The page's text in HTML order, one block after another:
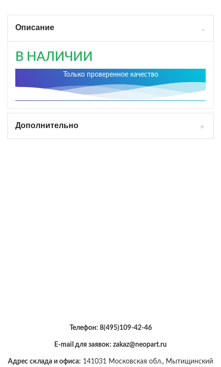
Описание
В НАЛИЧИИ
Только проверенное качество
Дополнительно
Телефон: 8(495)109-42-46
E-mail для заявок: zakaz@neopart.ru
Адрес склада и офиса: 141031 Московская обл., Мытищинский